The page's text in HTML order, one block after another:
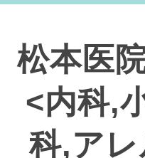
松本医
<内科,
科,ア